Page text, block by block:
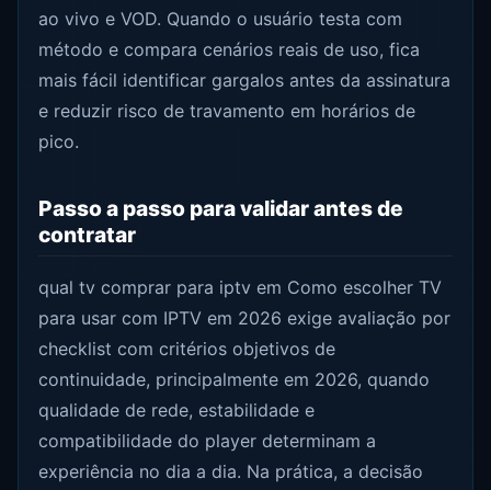
ao vivo e VOD. Quando o usuário testa com
método e compara cenários reais de uso, fica
mais fácil identificar gargalos antes da assinatura
e reduzir risco de travamento em horários de
pico.
Passo a passo para validar antes de
contratar
qual tv comprar para iptv em Como escolher TV
para usar com IPTV em 2026 exige avaliação por
checklist com critérios objetivos de
continuidade, principalmente em 2026, quando
qualidade de rede, estabilidade e
compatibilidade do player determinam a
experiência no dia a dia. Na prática, a decisão